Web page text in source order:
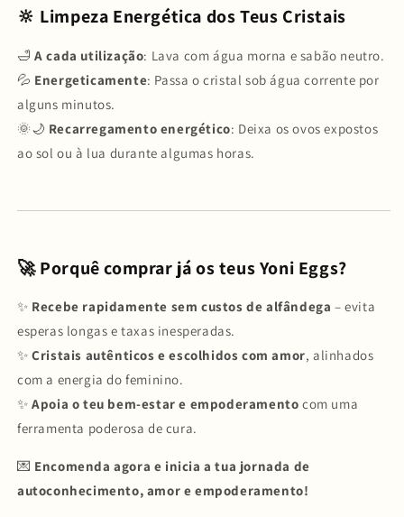
🔆 Limpeza Energética dos Teus Cristais
🛁A cada utilização: Lava com água morna e sabão neutro.
💦 Energeticamente: Passa o cristal sob água corrente por
alguns minutos.
🌞🌙 Recarregamento energético: Deixa os ovos expostos
ao sol ou à lua durante algumas horas.
🚀 Porquê comprar já os teus Yoni Eggs?
✨ Recebe rapidamente sem custos de alfândega – evita
esperas longas e taxas inesperadas.
✨Cristais autênticos e escolhidos com amor, alinhados
com a energia do feminino.
✨Apoia o teu bem-estar e empoderamento com uma
ferramenta poderosa de cura.
💌 Encomenda agora e inicia a tua jornada de
autoconhecimento, amor e empoderamento!